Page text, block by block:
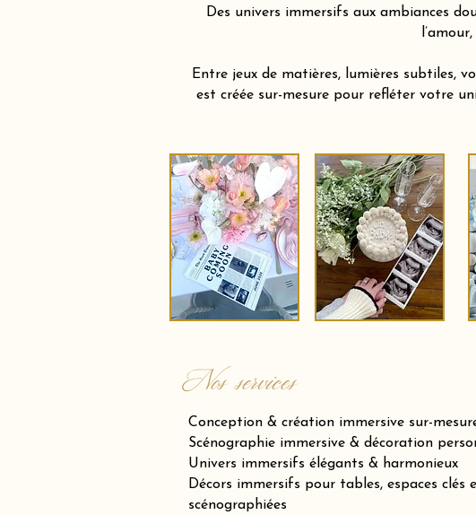
Des univers immersifs aux ambiances
Entre jeux de matières, lumières subtiles,
est créée sur-mesure pour refléter votre
Nos services
Conception & création immersive sur-
Scénographie immersive & décoration
Univers immersifs élégants & harmonieux
Décors immersifs pour tables, espaces clés
scénographiées